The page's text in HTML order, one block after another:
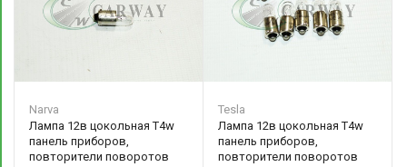
Narva
Лампа 12в цокольная T4w
панель приборов,
повторители поворотов
Tesla
Лампа 12в цокольная T4w
панель приборов,
повторители поворотов